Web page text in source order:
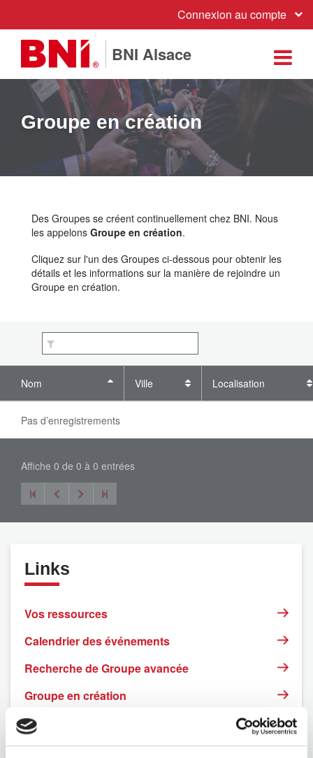
Connexion au compte
BNI Alsace
Groupe en création
Des Groupes se créent continuellement chez BNI. Nous
les appelons Groupe en création.
Cliquez sur l'un des Groupes ci-dessous pour obtenir les
détails et les informations sur la manière de rejoindre un
Groupe en création.
Pas d’enregistrements
Nom Ville Localisation
Affiche 0 de 0 à 0 entrées
Links
Vos ressources
Calendrier des événements
Recherche de Groupe avancée
Groupe en création